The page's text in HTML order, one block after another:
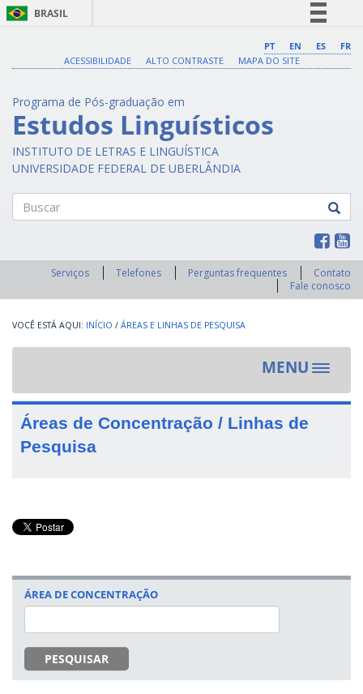
BRASIL
Comunica BR
Acesso à informação
Legislação
PT EN ES
FR
ACESSIBILIDADE
ALTO CONTRASTE MAPA DO SITE
Programa de Pós-graduação em
Estudos Linguísticos
INSTITUTO DE LETRAS E LINGUÍSTICA
UNIVERSIDADE FEDERAL DE UBERLÂNDIA
Serviços Telefones Perguntas frequentes
Contato
Fale conosco
INÍCIO / ÁREAS E LINHAS DE PESQUISA
MENU
Toggle
Áreas de Concentração / Linhas de
Pesquisa
ÁREA DE CONCENTRAÇÃO
PESQUISAR